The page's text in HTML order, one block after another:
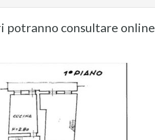
potranno consultare online